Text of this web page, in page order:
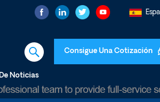
Consigue Una Cotización
Noticias